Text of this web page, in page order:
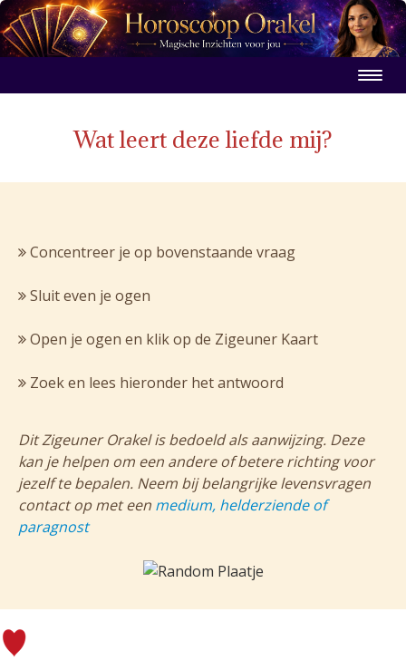
Wat leert deze liefde mij?
Concentreer je op bovenstaande vraag
Sluit even je ogen
Open je ogen en klik op de Zigeuner Kaart
Zoek en lees hieronder het antwoord
Dit Zigeuner Orakel is bedoeld als aanwijzing. Deze
kan je helpen om een andere of betere richting voor
jezelf te bepalen. Neem bij belangrijke levensvragen
contact op met een medium, helderziende of
paragnost